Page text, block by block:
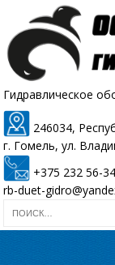
Гидравлическое
246034,
г. Гомель, ул.
+375 232 56-
rb-duet-